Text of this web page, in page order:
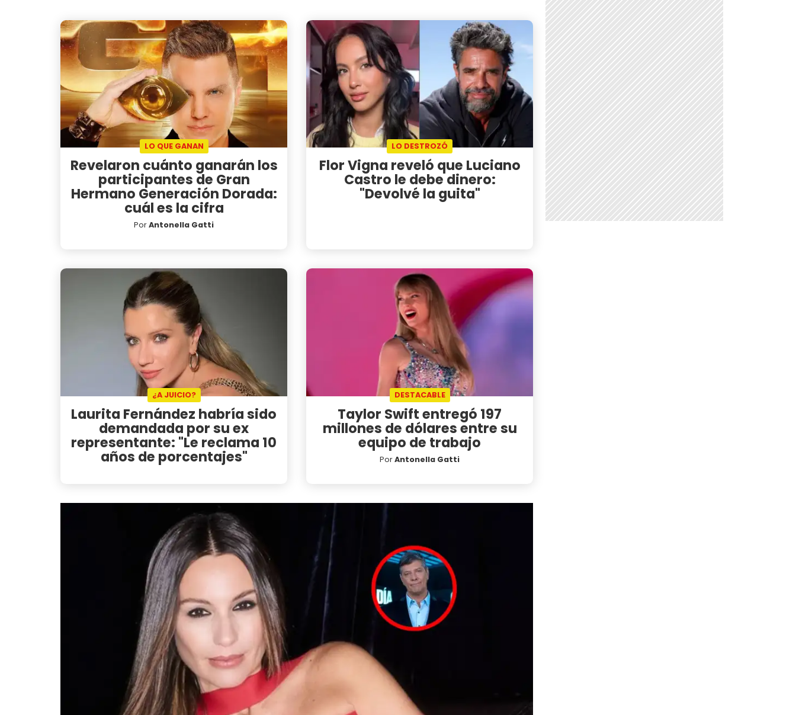
LO QUE GANAN
Revelaron cuánto ganarán los
participantes de Gran
Hermano Generación Dorada:
cuál es la cifra
PorAntonella Gatti
LO DESTROZÓ
Flor Vigna reveló que Luciano
Castro le debe dinero:
"Devolvé la guita"
¿A JUICIO?
Laurita Fernández habría sido
demandada por su ex
representante: "Le reclama 10
años de porcentajes"
DESTACABLE
Taylor Swift entregó 197
millones de dólares entre su
equipo de trabajo
PorAntonella Gatti